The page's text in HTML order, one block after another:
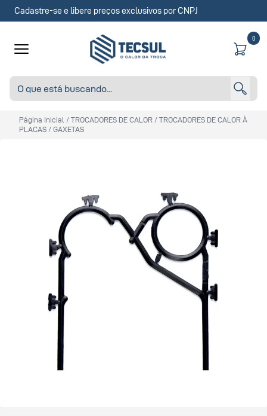
Cadastre-se e libere preços exclusivos por CNPJ
0
Página Inicial / TROCADORES DE CALOR / TROCADORES DE CALOR À
PLACAS / GAXETAS